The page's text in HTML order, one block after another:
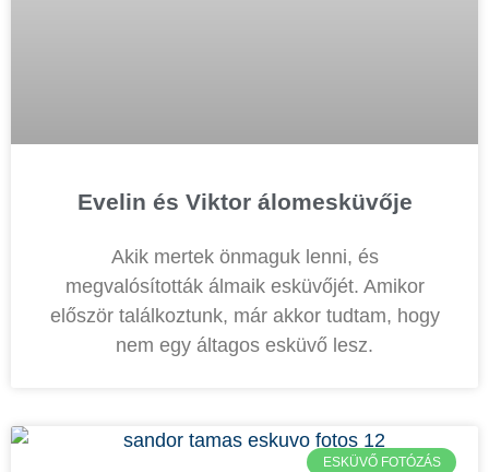
Evelin és Viktor álomesküvője
Akik mertek önmaguk lenni, és
megvalósították álmaik esküvőjét. Amikor
először találkoztunk, már akkor tudtam, hogy
nem egy áltagos esküvő lesz.
ESKÜVŐ FOTÓZÁS